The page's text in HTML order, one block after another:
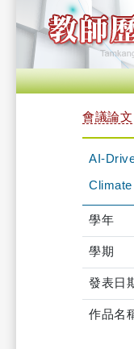
會議論文
AI-
學年
學期
發表日
作品名